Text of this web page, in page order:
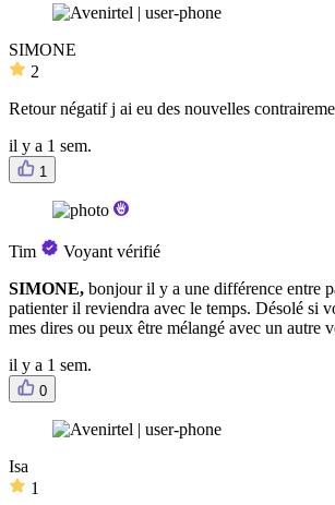
SIMONE
2
Retour négatif j ai eu des nouvelles
il y a 1 sem.
1
Tim
Voyant vérifié
SIMONE, bonjour il y a une différence entre
patienter il reviendra avec le temps. Désolé si
mes dires ou peux être mélangé avec un autre
il y a 1 sem.
0
Isa
1